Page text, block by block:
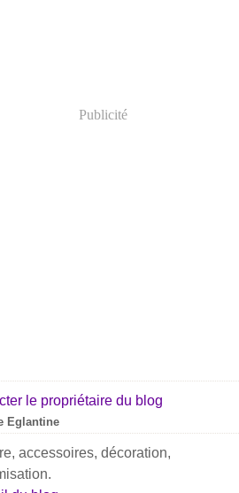
Publicité
le propriétaire du blog
Eglantine
accessoires, décoration,